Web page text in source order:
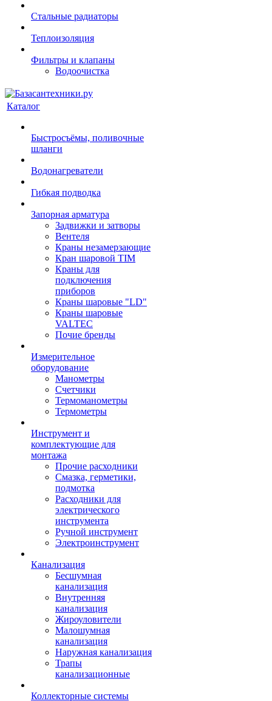
Стальные радиаторы
Теплоизоляция
Фильтры и клапаны
Водоочистка
Каталог
Быстросъёмы, поливочные
шланги
Водонагреватели
Гибкая подводка
Запорная арматура
Задвижки и затворы
Вентеля
Краны незамерзающие
Кран шаровой TIM
Краны для
подключения
приборов
Краны шаровые "LD"
Краны шаровые
VALTEC
Почие бренды
Измерительное
оборудование
Манометры
Счетчики
Термоманометры
Термометры
Инструмент и
комплектующие для
монтажа
Прочие расходники
Смазка, герметики,
подмотка
Расходники для
электрического
инструмента
Ручной инструмент
Электроинструмент
Канализация
Бесшумная
канализация
Внутренняя
канализация
Жироуловители
Малошумная
канализация
Наружная канализация
Трапы
канализационные
Коллекторные системы